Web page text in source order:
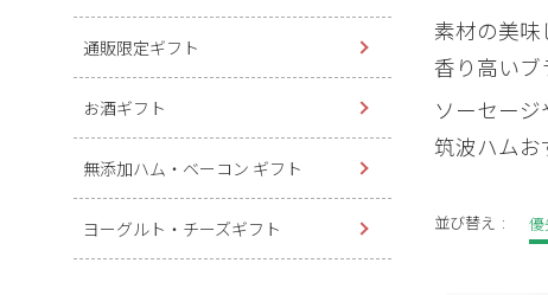
通販限定ギフト
お酒ギフト
無添加ハム・ベーコン ギフト
ヨーグルト・チーズギフト
素材の美味
香り高いブ
ソーセー
筑波ハムお
並び替え